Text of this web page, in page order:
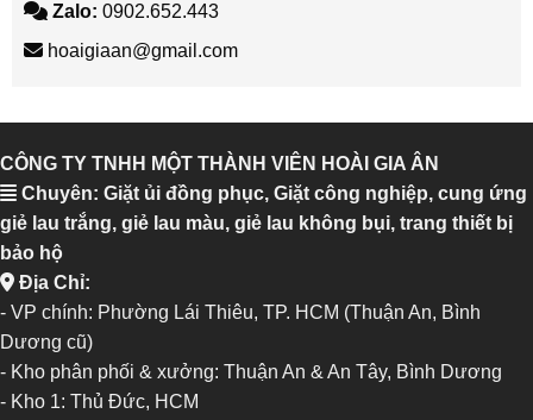
Zalo: 0902.652.443
hoaigiaan@gmail.com
CÔNG TY TNHH MỘT THÀNH VIÊN HOÀI GIA ÂN
Chuyên: Giặt ủi đồng phục, Giặt công nghiệp, cung ứng
giẻ lau trắng, giẻ lau màu, giẻ lau không bụi, trang thiết bị
bảo hộ
Địa Chỉ:
- VP chính: Phường Lái Thiêu, TP. HCM (Thuận An, Bình
Dương cũ)
- Kho phân phối & xưởng: Thuận An & An Tây, Bình Dương
- Kho 1: Thủ Đức, HCM